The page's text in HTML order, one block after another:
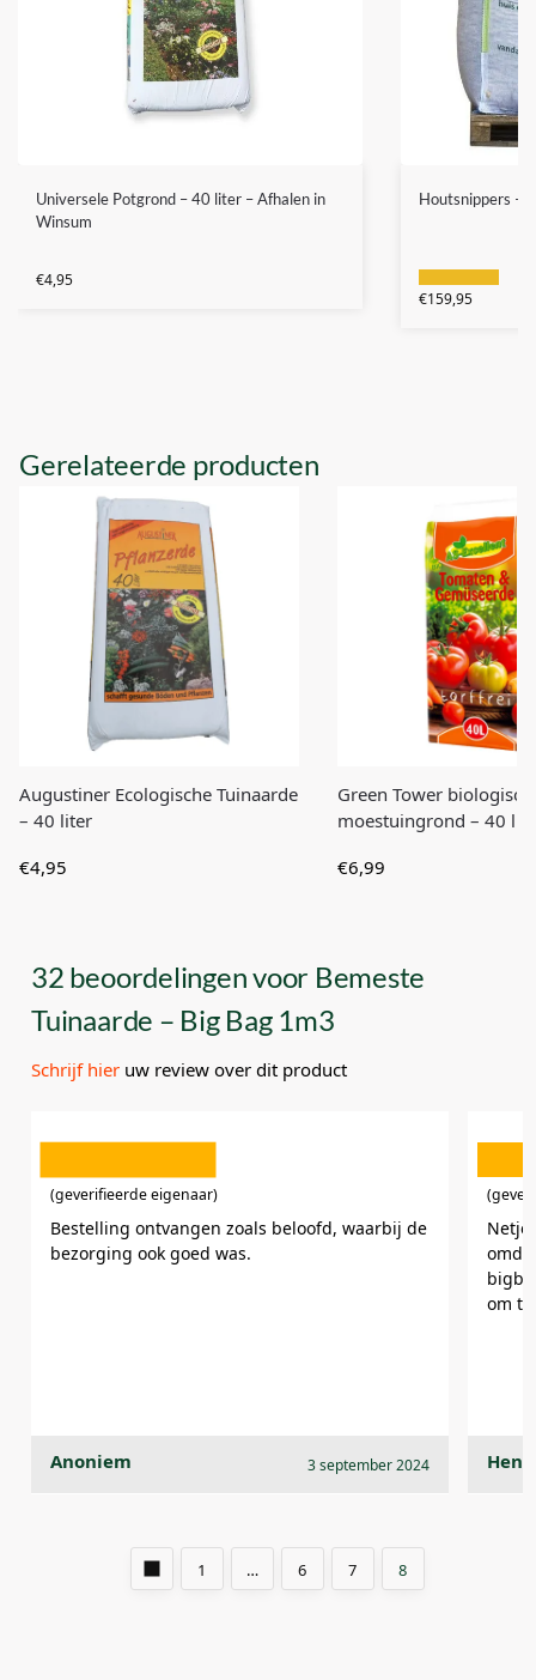
Universele Potgrond – 40 liter – Afhalen in
Winsum
€4,95
Houtsnippers –
€159,95
Gerelateerde producten
Augustiner Ecologische Tuinaarde
– 40 liter
€4,95
Green Tower
moestuingrond – 40
€6,99
32 beoordelingen voor Bemeste
Tuinaarde – Big Bag 1m3
Schrijf hier uw review over dit product
Anoniem
(geverifieerde eigenaar)
3 september 2024
Bestelling ontvangen zoals beloofd, waarbij de
bezorging ook goed was.
om
1 … 6 7 8